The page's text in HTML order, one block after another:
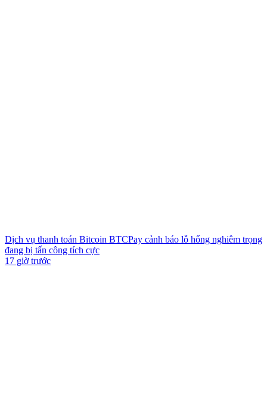
Dịch vụ thanh toán Bitcoin BTCPay cảnh báo lỗ hổng nghiêm trọng
đang bị tấn công tích cực
17 giờ trước